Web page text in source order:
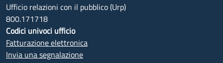
Ufficio relazioni con il pubblico (Urp)
800.171718
Codici univoci ufficio
Fatturazione elettronica
Invia una segnalazione